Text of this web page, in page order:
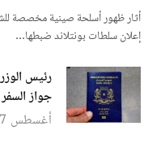
أثار ظهور أسلحة صينية مخصصة
إعلان سلطات بونتلاند ضبطها…
رئيس
جواز
أغسطس 7, 2026